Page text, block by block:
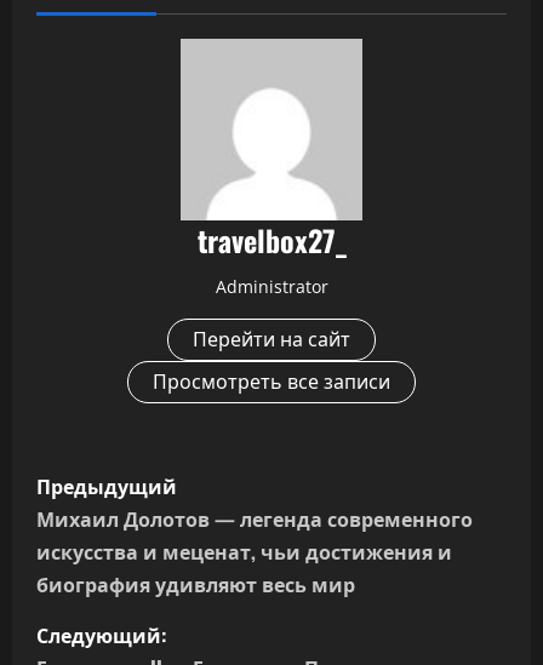
travelbox27_
Administrator
Перейти на сайт
Просмотреть все записи
Н
а
в
и
Предыдущий
Михаил Долотов — легенда современного
искусства и меценат, чьи достижения и
биография удивляют весь мир
Следующий: